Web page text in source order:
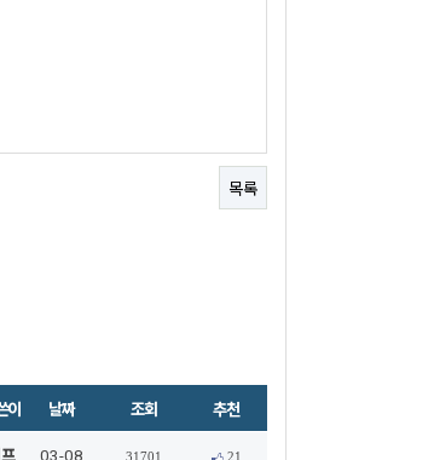
목록
이 날짜 조회 추천
03-08 31701 21